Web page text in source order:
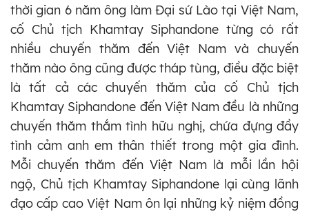
thời gian 6 năm ông làm Đại sứ Lào tại Việt Nam,
cố Chủ tịch Khamtay Siphandone từng có rất
nhiều chuyến thăm đến Việt Nam và chuyến
thăm nào ông cũng được tháp tùng, điều đặc biệt
là tất cả các chuyến thăm của cố Chủ tịch
Khamtay Siphandone đến Việt Nam đều là những
chuyến thăm thắm tình hữu nghị, chứa đựng đầy
tình cảm anh em thân thiết trong một gia đình.
Mỗi chuyến thăm đến Việt Nam là mỗi lần hội
ngộ, Chủ tịch Khamtay Siphandone lại cùng lãnh
đạo cấp cao Việt Nam ôn lại những kỷ niệm đồng